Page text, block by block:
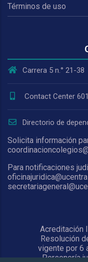
Términos de uso
Carrera 5 n.° 21-38
Contact Center
Directorio de
Solicita información
Para notificaciones
Acreditación
Resolución
vigente por 6
Personería